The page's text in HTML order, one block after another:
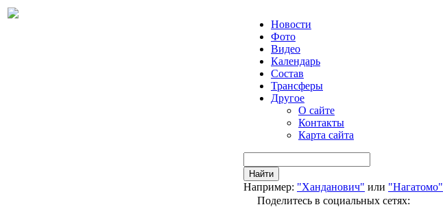
Новости
Фото
Видео
Календарь
Состав
Трансферы
Другое
О сайте
Контакты
Карта сайта
Найти
Например: "Ханданович" или "Нагатомо"
Поделитесь в социальных сетях: